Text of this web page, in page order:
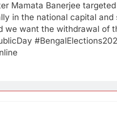
Mamata Banerjee
in the national capital
we want the withdrawal of